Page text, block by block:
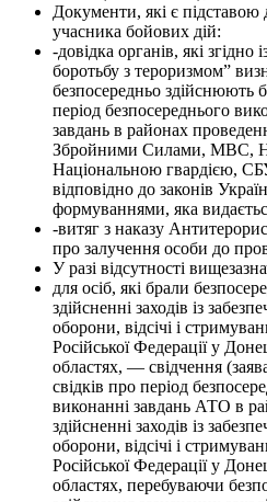
Документи, які є підставою
учасника бойових дій:
-довідка органів, які
боротьбу з тероризмом”
безпосередньо здійснюють
період безпосереднього
завдань в районах
Збройними Силами, МВС,
Національною гвардією,
відповідно до законів
формуваннями, яка
-витяг з наказу
про залучення особи до
У разі відсутності
для осіб, які брали
здійсненні заходів із
оборони, відсічі і
Російської Федерації у
областях, — свідчення
свідків про період
виконанні завдань АТО в
здійсненні заходів із
оборони, відсічі і
Російської Федерації у
областях, перебуваючи